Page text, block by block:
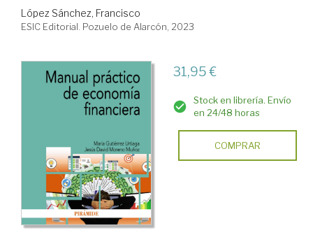
López Sánchez, Francisco
ESIC Editorial. Pozuelo de Alarcón, 2023
31,95 €
Stock en librería. Envío
en 24/48 horas
COMPRAR